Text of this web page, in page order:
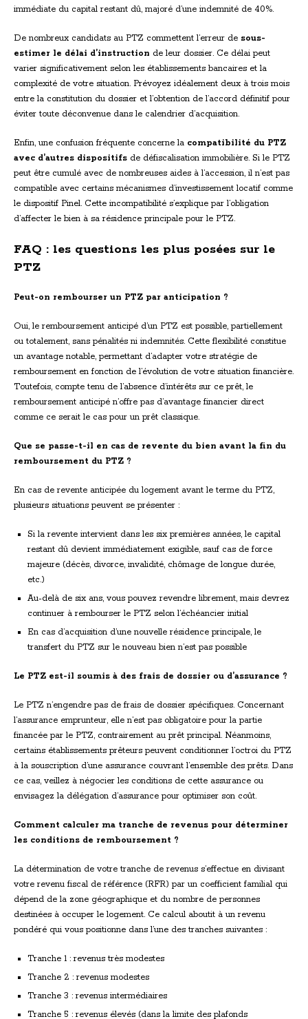
immédiate du capital restant dû, majoré d’une indemnité de 40%.
De nombreux candidats au PTZ commettent l’erreur de sous-
estimer le délai d’instruction de leur dossier. Ce délai peut
varier significativement selon les établissements bancaires et la
complexité de votre situation. Prévoyez idéalement deux à trois mois
entre la constitution du dossier et l’obtention de l’accord définitif pour
éviter toute déconvenue dans le calendrier d’acquisition.
Enfin, une confusion fréquente concerne la compatibilité du PTZ
avec d’autres dispositifs de défiscalisation immobilière. Si le PTZ
peut être cumulé avec de nombreuses aides à l’accession, il n’est pas
compatible avec certains mécanismes d’investissement locatif comme
le dispositif Pinel. Cette incompatibilité s’explique par l’obligation
d’affecter le bien à sa résidence principale pour le PTZ.
FAQ : les questions les plus posées sur le
PTZ
Peut-on rembourser un PTZ par anticipation ?
Oui, le remboursement anticipé d’un PTZ est possible, partiellement
ou totalement, sans pénalités ni indemnités. Cette flexibilité constitue
un avantage notable, permettant d’adapter votre stratégie de
remboursement en fonction de l’évolution de votre situation financière.
Toutefois, compte tenu de l’absence d’intérêts sur ce prêt, le
remboursement anticipé n’offre pas d’avantage financier direct
comme ce serait le cas pour un prêt classique.
Que se passe-t-il en cas de revente du bien avant la fin du
remboursement du PTZ ?
En cas de revente anticipée du logement avant le terme du PTZ,
plusieurs situations peuvent se présenter :
Si la revente intervient dans les six premières années, le capital
restant dû devient immédiatement exigible, sauf cas de force
majeure (décès, divorce, invalidité, chômage de longue durée,
etc.)
Au-delà de six ans, vous pouvez revendre librement, mais devrez
continuer à rembourser le PTZ selon l’échéancier initial
En cas d’acquisition d’une nouvelle résidence principale, le
transfert du PTZ sur le nouveau bien n’est pas possible
Le PTZ est-il soumis à des frais de dossier ou d’assurance ?
Le PTZ n’engendre pas de frais de dossier spécifiques. Concernant
l’assurance emprunteur, elle n’est pas obligatoire pour la partie
financée par le PTZ, contrairement au prêt principal. Néanmoins,
certains établissements prêteurs peuvent conditionner l’octroi du PTZ
à la souscription d’une assurance couvrant l’ensemble des prêts. Dans
ce cas, veillez à négocier les conditions de cette assurance ou
envisagez la délégation d’assurance pour optimiser son coût.
Comment calculer ma tranche de revenus pour déterminer
les conditions de remboursement ?
La détermination de votre tranche de revenus s’effectue en divisant
votre revenu fiscal de référence (RFR) par un coefficient familial qui
dépend de la zone géographique et du nombre de personnes
destinées à occuper le logement. Ce calcul aboutit à un revenu
pondéré qui vous positionne dans l’une des tranches suivantes :
Tranche 1 : revenus très modestes
Tranche 2 : revenus modestes
Tranche 3 : revenus intermédiaires
Tranche 5 : revenus élevés (dans la limite des plafonds